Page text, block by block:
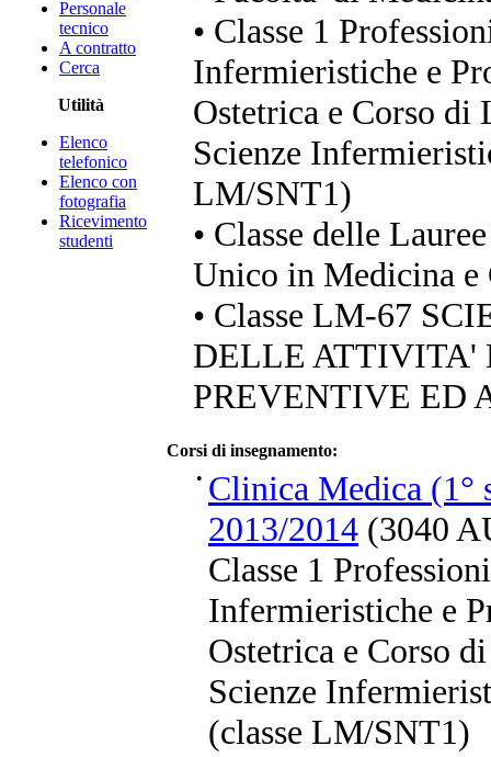
Personale
tecnico
A contratto
Cerca
Utilità
Elenco
telefonico
Elenco con
fotografia
Ricevimento
studenti
• Classe 1
Infermieristiche e
Ostetrica e Corso di
Scienze
LM/SNT1)
• Classe delle
Unico in Medicina e
• Classe LM-67
DELLE ATTIVITA'
PREVENTIVE ED
Corsi di insegnamento:
• Clinica Medica (1°
2013/2014 (3040
Classe 1
Infermieristiche e
Ostetrica e Corso
Scienze
(classe LM/SNT1)